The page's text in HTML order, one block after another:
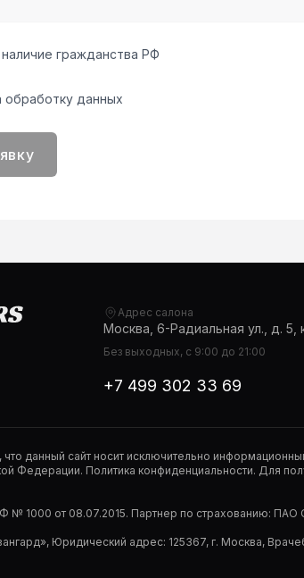
гражданства РФ
данных
Адрес салона
Москва, 6-Радиальная ул., д. 5,
Без выходных, с 9:00 до 21:00
+7 499 302 33 69
данный сайт носит исключительно
Федерации. Политика конфиденциальности. Для
№ 1000 от 08.07.2015. Партнер по страхованию:
Юридический адрес: 125367, г. Москва,